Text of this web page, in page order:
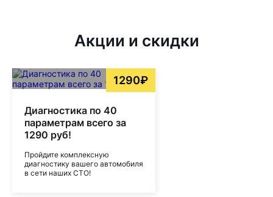
Акции и скидки
1290₽
Диагностика по 40
параметрам всего за
1290 руб!
Пройдите комплексную
диагностику вашего автомобиля
в сети наших СТО!